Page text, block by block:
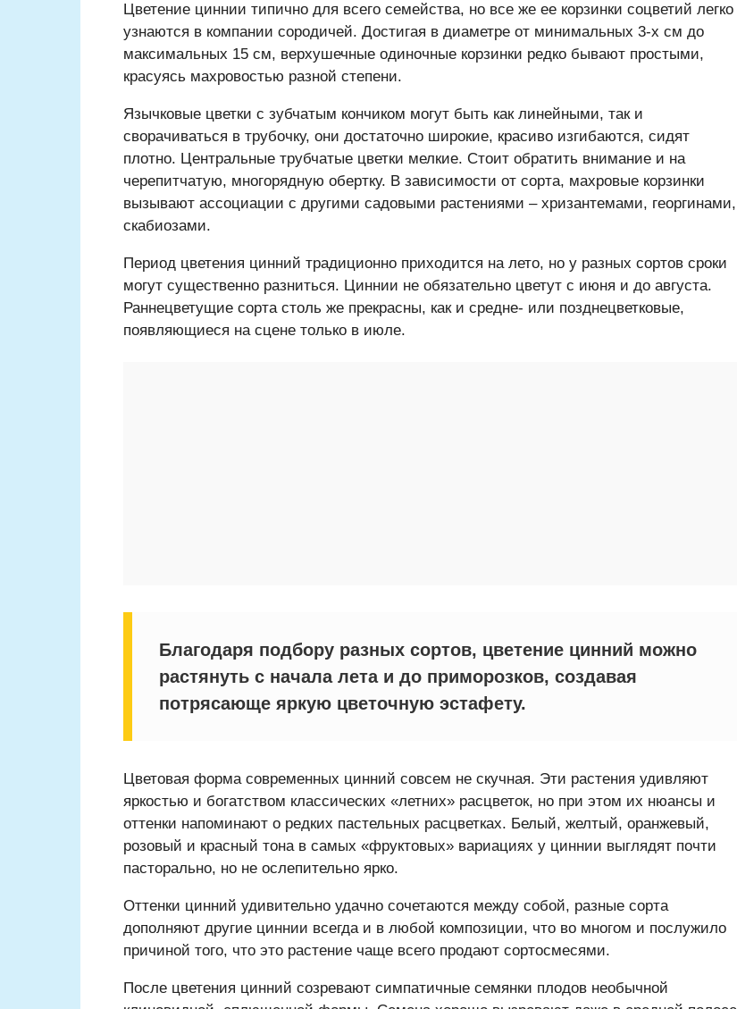
Цветение циннии типично для всего семейства, но все же ее корзинки соцветий легко
узнаются в компании сородичей. Достигая в диаметре от минимальных 3-х см до
максимальных 15 см, верхушечные одиночные корзинки редко бывают простыми,
красуясь махровостью разной степени.
Язычковые цветки с зубчатым кончиком могут быть как линейными, так и
сворачиваться в трубочку, они достаточно широкие, красиво изгибаются, сидят
плотно. Центральные трубчатые цветки мелкие. Стоит обратить внимание и на
черепитчатую, многорядную обертку. В зависимости от сорта, махровые корзинки
вызывают ассоциации с другими садовыми растениями – хризантемами, георгинами,
скабиозами.
Период цветения цинний традиционно приходится на лето, но у разных сортов сроки
могут существенно разниться. Циннии не обязательно цветут с июня и до августа.
Раннецветущие сорта столь же прекрасны, как и средне- или позднецветковые,
появляющиеся на сцене только в июле.
Благодаря подбору разных сортов, цветение цинний можно
растянуть с начала лета и до приморозков, создавая
потрясающе яркую цветочную эстафету.
Цветовая форма современных цинний совсем не скучная. Эти растения удивляют
яркостью и богатством классических «летних» расцветок, но при этом их нюансы и
оттенки напоминают о редких пастельных расцветках. Белый, желтый, оранжевый,
розовый и красный тона в самых «фруктовых» вариациях у циннии выглядят почти
пасторально, но не ослепительно ярко.
Оттенки цинний удивительно удачно сочетаются между собой, разные сорта
дополняют другие циннии всегда и в любой композиции, что во многом и послужило
причиной того, что это растение чаще всего продают сортосмесями.
После цветения цинний созревают симпатичные семянки плодов необычной